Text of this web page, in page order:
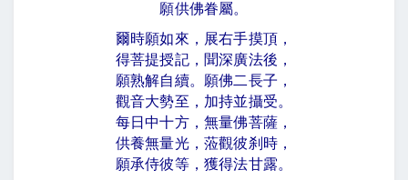
願供佛眷屬。
爾時願如來，展右手摸頂，
得菩提授記，聞深廣法後，
願熟解自續。願佛二長子，
觀音大勢至，加持並攝受。
每日中十方，無量佛菩薩，
供養無量光，蒞觀彼刹時，
願承侍彼等，獲得法甘露。